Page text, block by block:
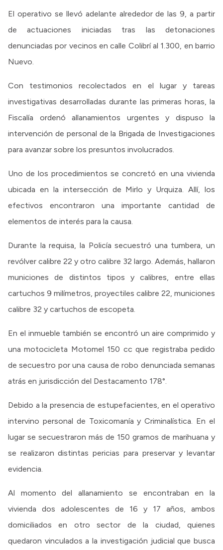
El operativo se llevó adelante alrededor de las 9, a partir
de actuaciones iniciadas tras las detonaciones
denunciadas por vecinos en calle Colibrí al 1.300, en barrio
Nuevo.
Con testimonios recolectados en el lugar y tareas
investigativas desarrolladas durante las primeras horas, la
Fiscalía ordenó allanamientos urgentes y dispuso la
intervención de personal de la Brigada de Investigaciones
para avanzar sobre los presuntos involucrados.
Uno de los procedimientos se concretó en una vivienda
ubicada en la intersección de Mirlo y Urquiza. Allí, los
efectivos encontraron una importante cantidad de
elementos de interés para la causa.
Durante la requisa, la Policía secuestró una tumbera, un
revólver calibre 22 y otro calibre 32 largo. Además, hallaron
municiones de distintos tipos y calibres, entre ellas
cartuchos 9 milímetros, proyectiles calibre 22, municiones
calibre 32 y cartuchos de escopeta.
En el inmueble también se encontró un aire comprimido y
una motocicleta Motomel 150 cc que registraba pedido
de secuestro por una causa de robo denunciada semanas
atrás en jurisdicción del Destacamento 178°.
Debido a la presencia de estupefacientes, en el operativo
intervino personal de Toxicomanía y Criminalística. En el
lugar se secuestraron más de 150 gramos de marihuana y
se realizaron distintas pericias para preservar y levantar
evidencia.
Al momento del allanamiento se encontraban en la
vivienda dos adolescentes de 16 y 17 años, ambos
domiciliados en otro sector de la ciudad, quienes
quedaron vinculados a la investigación judicial que busca